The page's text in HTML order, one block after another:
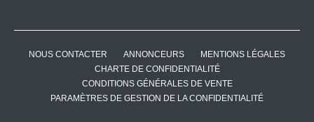
NOUS CONTACTER ANNONCEURS
MENTIONS LÉGALES
CHARTE DE CONFIDENTIALITÉ
CONDITIONS GÉNÉRALES DE VENTE
PARAMÈTRES DE GESTION DE LA CONFIDENTIALITÉ